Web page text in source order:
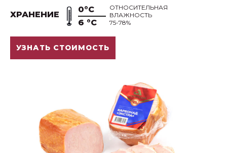
ХРАНЕНИЕ
0°С
6 °С
ОТНОСИТЕЛЬНАЯ
ВЛАЖНОСТЬ
75-78%
УЗНАТЬ СТОИМОСТЬ